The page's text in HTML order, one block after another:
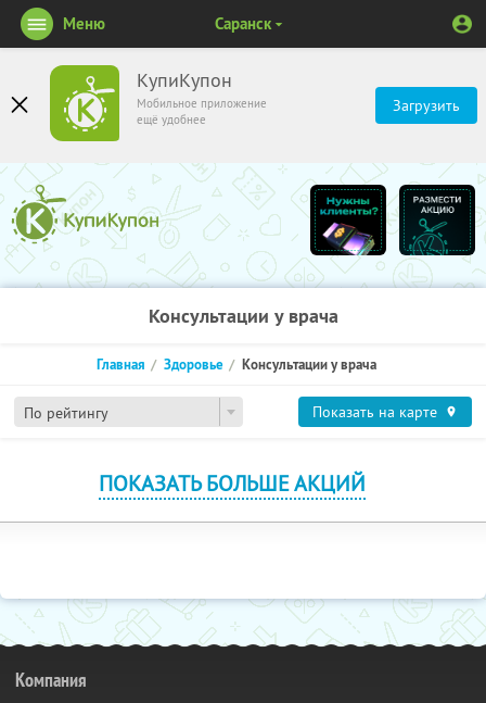
КупиКупон
Мобильное приложение
ещё удобнее
Загрузить
Меню Саранск
Консультации у врача
По рейтингу
Главная Здоровье Консультации у врача
Показать на карте
ПОКАЗАТЬ БОЛЬШЕ АКЦИЙ
Компания